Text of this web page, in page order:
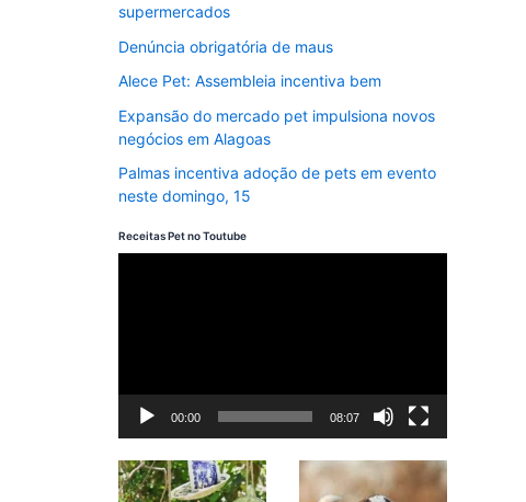
supermercados
Denúncia obrigatória de maus
Alece Pet: Assembleia incentiva bem
Expansão do mercado pet impulsiona novos
negócios em Alagoas
Palmas incentiva adoção de pets em evento
neste domingo, 15
Receitas Pet no Toutube
d
00:00 08:07